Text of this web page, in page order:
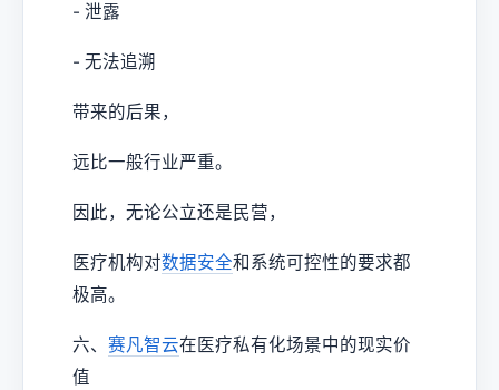
- 泄露
- 无法追溯
带来的后果，
远比一般行业严重。
因此，无论公立还是民营，
医疗机构对数据安全和系统可控性的要求都
极高。
六、 赛凡智云在医疗私有化场景中的现实价
值